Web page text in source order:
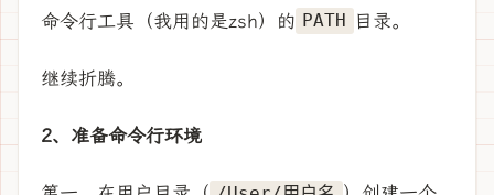
命令行工具（我用的是zsh）的 PATH 目录。
继续折腾。
2、准备命令行环境